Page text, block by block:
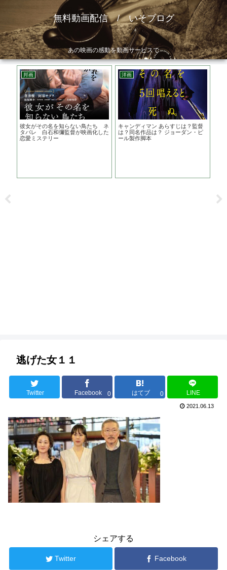
無料動画配信 / いそブログ
あの映画の感動を動画サービスで
邦画
彼女がその名を知らない鳥たち ネ
タバレ 白石和彌監督が映画化した
恋愛ミステリー
洋画
キャンディマン あらすじは？監督
は？同名作品は？ ジョーダン・ピ
ール製作脚本
逃げた女１１
Twitter Facebook 0 はてブ 0 LINE
2021.06.13
シェアする
Twitter Facebook